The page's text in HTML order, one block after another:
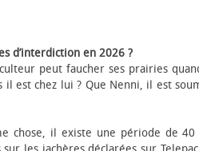
d’interdiction en 2026 ?
peut faucher ses prairies
est chez lui ? Que Nenni, il est
chose, il existe une période de 40